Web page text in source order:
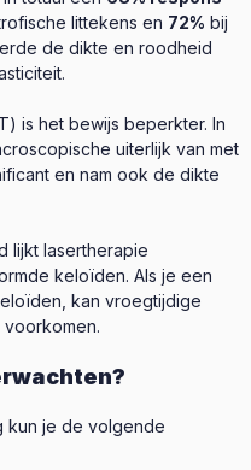
littekens en 72% bij
de dikte en roodheid
is het bewijs beperkter. In
uiterlijk van met
en nam ook de dikte
lijkt lasertherapie
keloïden. Als je een
kan vroegtijdige
kun je de volgende